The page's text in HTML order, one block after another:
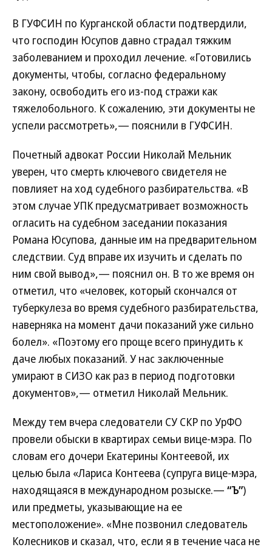
В ГУФСИН по Курганской области подтвердили,
что господин Юсупов давно страдал тяжким
заболеванием и проходил лечение. «Готовились
документы, чтобы, согласно федеральному
закону, освободить его из-под стражи как
тяжелобольного. К сожалению, эти документы не
успели рассмотреть»,— пояснили в ГУФСИН.
Почетный адвокат России Николай Мельник
уверен, что смерть ключевого свидетеля не
повлияет на ход судебного разбирательства. «В
этом случае УПК предусматривает возможность
огласить на судебном заседании показания
Романа Юсупова, данные им на предварительном
следствии. Суд вправе их изучить и сделать по
ним свой вывод»,— пояснил он. В то же время он
отметил, что «человек, который скончался от
туберкулеза во время судебного разбирательства,
наверняка на момент дачи показаний уже сильно
болел». «Поэтому его проще всего принудить к
даче любых показаний. У нас заключенные
умирают в СИЗО как раз в период подготовки
документов»,— отметил Николай Мельник.
Между тем вчера следователи СУ СКР по УрФО
провели обыски в квартирах семьи вице-мэра. По
словам его дочери Екатерины Контеевой, их
целью была «Лариса Контеева (супруга вице-мэра,
находящаяся в международном розыске.— “Ъ”)
или предметы, указывающие на ее
местоположение». «Мне позвонил следователь
Колесников и сказал, что, если я в течение часа не